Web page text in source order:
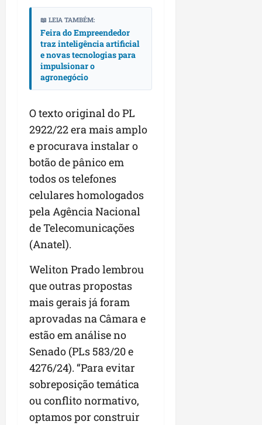
📖 LEIA TAMBÉM:
Feira do Empreendedor
traz inteligência artificial
e novas tecnologias para
impulsionar o
agronegócio
O texto original do PL
2922/22 era mais amplo
e procurava instalar o
botão de pânico em
todos os telefones
celulares homologados
pela Agência Nacional
de Telecomunicações
(Anatel).
Weliton Prado lembrou
que outras propostas
mais gerais já foram
aprovadas na Câmara e
estão em análise no
Senado (PLs 583/20 e
4276/24). “Para evitar
sobreposição temática
ou conflito normativo,
optamos por construir